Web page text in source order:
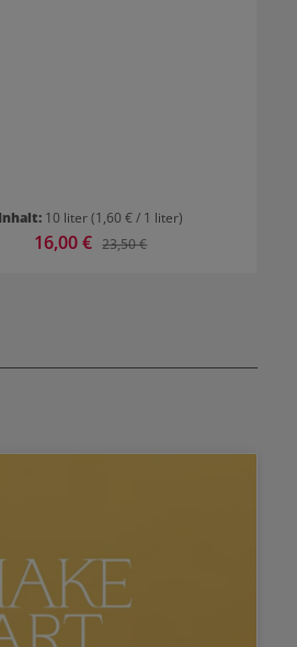
Inhalt: 10 liter(1,60 € / 1 liter)
Verkaufspreis:
16,00 € Regulärer Preis:
23,50 €